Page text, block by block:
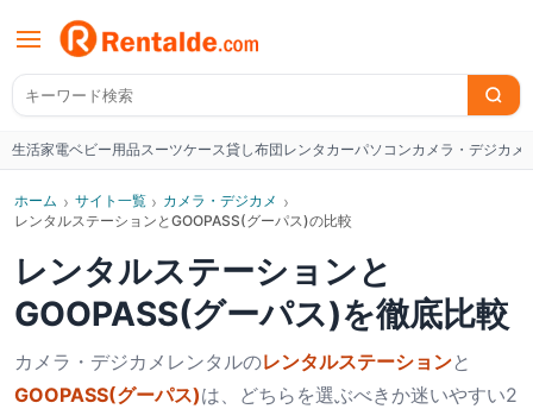
生活家電ベビー用品スーツケース貸し布団レンタカーパソコンカメラ・デジカメ
ホーム › サイト一覧 › カメラ・デジカメ ›
レンタルステーションとGOOPASS(グーパス)の比較
レンタルステーション と
GOOPASS(グーパス)を徹底比較
カメラ・デジカメ レンタルのレンタルステーションと
GOOPASS(グーパス)は、どちらを選ぶべきか迷いやすい2